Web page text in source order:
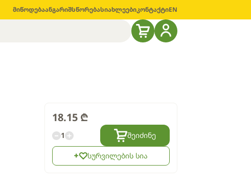
მიწოდებაანგარიშსწორებასიახლეებიკონტაქტიEN
18.15₾
1 შეიძინე
სურვილების სია